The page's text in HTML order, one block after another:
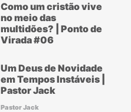
Como um cristão vive
no meio das
multidões? | Ponto de
Virada #06
Um Deus de Novidade
em Tempos Instáveis |
Pastor Jack
Pastor Jack